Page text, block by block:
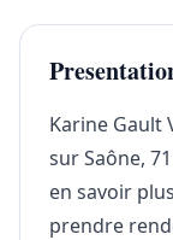
Karine Gault
sur Saône,
en savoir
prendre